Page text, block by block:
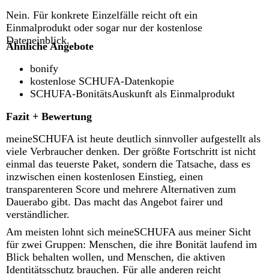
Nein. Für konkrete Einzelfälle reicht oft ein
Einmalprodukt oder sogar nur der kostenlose
Dateneinblick.
Ähnliche Angebote
bonify
kostenlose SCHUFA-Datenkopie
SCHUFA-BonitätsAuskunft als Einmalprodukt
Fazit + Bewertung
meineSCHUFA ist heute deutlich sinnvoller aufgestellt als
viele Verbraucher denken. Der größte Fortschritt ist nicht
einmal das teuerste Paket, sondern die Tatsache, dass es
inzwischen einen kostenlosen Einstieg, einen
transparenteren Score und mehrere Alternativen zum
Dauerabo gibt. Das macht das Angebot fairer und
verständlicher.
Am meisten lohnt sich meineSCHUFA aus meiner Sicht
für zwei Gruppen: Menschen, die ihre Bonität laufend im
Blick behalten wollen, und Menschen, die aktiven
Identitätsschutz brauchen. Für alle anderen reicht